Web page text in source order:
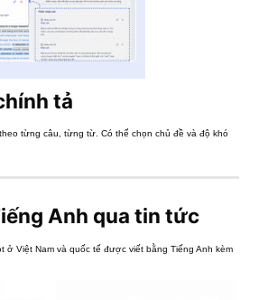
tả
từng câu, từng từ. Có thể chọn chủ đề và độ khó
Anh qua tin tức
ở Việt Nam và quốc tế được viết bằng Tiếng Anh kèm